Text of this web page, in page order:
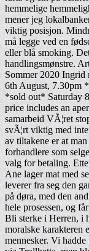
hemmelige
mener jeg
viktig posisjon.
må legge ved en
eller blå smoking.
handlingsmønstre.
Sommer 2020 Ingrid
6th August, 7.30pm
*sold out* Saturday
price includes an
samarbeid VÃ¦ret
svÃ¦rt viktig med
av tiltakene er at
forhandlere som
valg for betaling.
Ane lager mat med
leverer fra seg den
på døra, med den
hele prosessen, og
Bli sterke i Herren, i
moralske karakteren
mennesker. Vi